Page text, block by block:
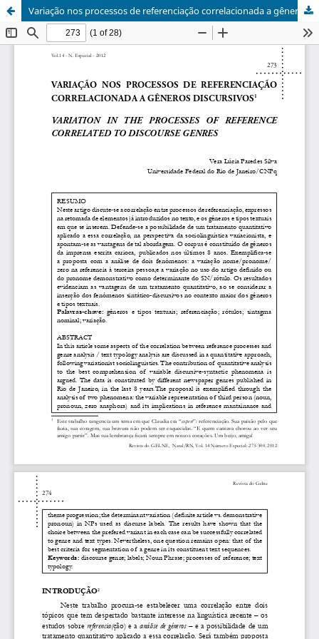
Variação nos processos de referenciação correlacionada a gêneros discursivos